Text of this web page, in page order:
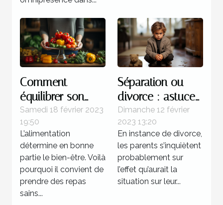
Comment
équilibrer son
alimentation ?
Samedi 18 février 2023
19:50
L’alimentation
détermine en bonne
partie le bien-être. Voilà
pourquoi il convient de
prendre des repas
sains...
Séparation ou
divorce : astuces
pour atténuer la
souffrance des
enfants
Dimanche 12 février
2023 13:20
En instance de divorce,
les parents s’inquiètent
probablement sur
l’effet qu’aurait la
situation sur leur...